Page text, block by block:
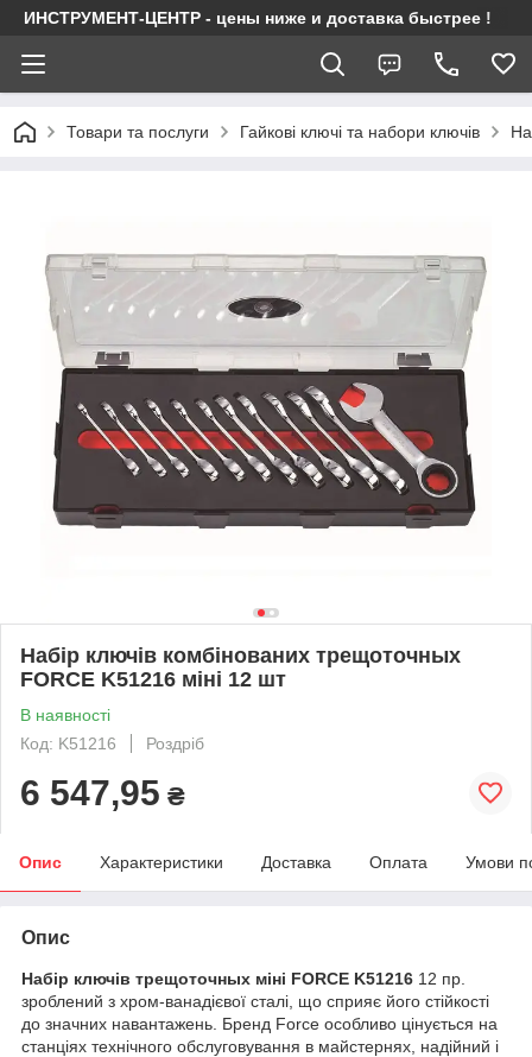
ИНСТРУМЕНТ-ЦЕНТР - цены ниже и доставка быстрее !
Товари та послуги Гайкові ключі та набори ключів
Набір ключів комбінованих трещоточных
FORCE K51216 міні 12 шт
В наявності
Код: K51216
Роздріб
6 547,95 ₴
Опис Характеристики Доставка Оплата Умови
Опис
Набір ключів трещоточных міні FORCE K51216 12 пр.
зроблений з хром-ванадієвої сталі, що сприяє його стійкості
до значних навантажень. Бренд Force особливо цінується на
станціях технічного обслуговування в майстернях, надійний і